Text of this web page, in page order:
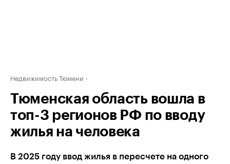
Недвижимость Тюмени
Тюменская область вошла в
топ-3 регионов РФ по вводу
жилья на человека
В 2025 году ввод жилья в пересчете на одного